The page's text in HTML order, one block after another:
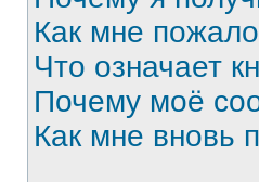
Как мне
Что означает
Почему моё
Как мне вновь